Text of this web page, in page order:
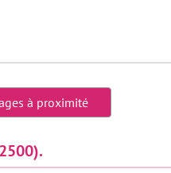
à proximité